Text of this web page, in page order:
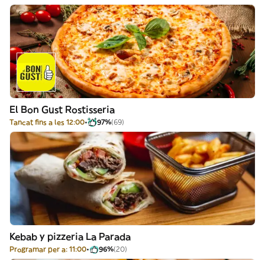
El Bon Gust Rostisseria
Tancat fins a les 12:00 97%(69)
Kebab y pizzeria La Parada
Programar per a: 11:00 96%(20)